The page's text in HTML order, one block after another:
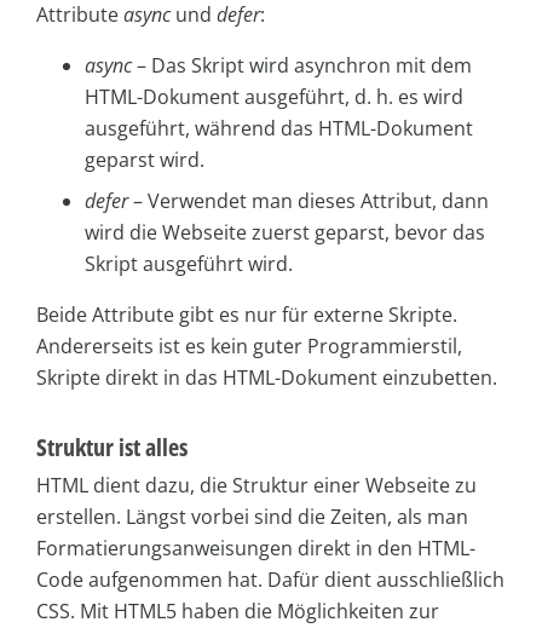
Attributeasyncund defer:
async– Das Skript wird asynchron mit dem
HTML-Dokument ausgeführt, d. h. es wird
ausgeführt, während das HTML-Dokument
geparst wird.
defer– Verwendet man dieses Attribut, dann
wird die Webseite zuerst geparst, bevor das
Skript ausgeführt wird.
Beide Attribute gibt es nur für externe Skripte.
Andererseits ist es kein guter Programmierstil,
Skripte direkt in das HTML-Dokument einzubetten.
Struktur ist alles
HTML dient dazu, die Struktur einer Webseite zu
erstellen. Längst vorbei sind die Zeiten, als man
Formatierungsanweisungen direkt in den HTML-
Code aufgenommen hat. Dafür dient ausschließlich
CSS. Mit HTML5 haben die Möglichkeiten zur